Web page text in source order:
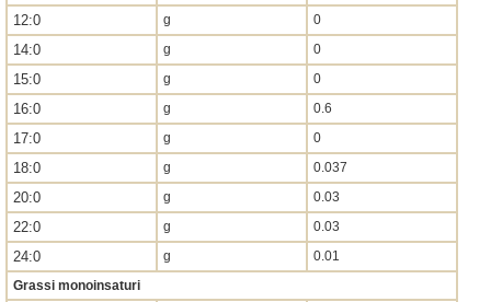
12:0 g 0
14:0 g 0
15:0 g 0
16:0 g 0.6
17:0 g 0
18:0 g 0.037
20:0 g 0.03
22:0 g 0.03
24:0 g
0.01
Grassi monoinsaturi